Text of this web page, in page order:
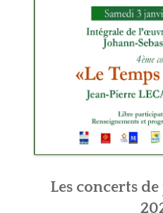
Les concerts